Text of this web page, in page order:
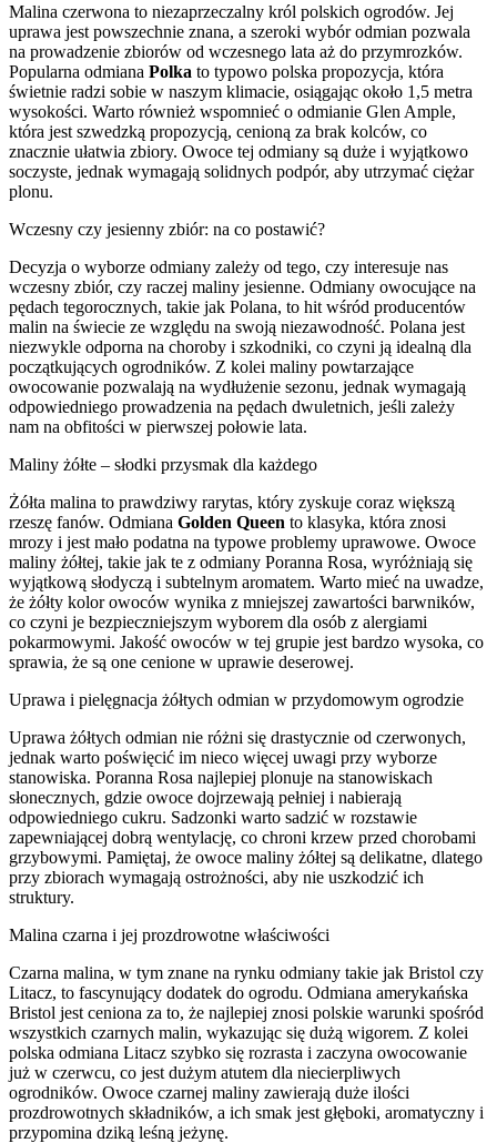
Malina czerwona to niezaprzeczalny król polskich ogrodów. Jej
uprawa jest powszechnie znana, a szeroki wybór odmian pozwala
na prowadzenie zbiorów od wczesnego lata aż do przymrozków.
Popularna odmiana Polka to typowo polska propozycja, która
świetnie radzi sobie w naszym klimacie, osiągając około 1,5 metra
wysokości. Warto również wspomnieć o odmianie Glen Ample,
która jest szwedzką propozycją, cenioną za brak kolców, co
znacznie ułatwia zbiory. Owoce tej odmiany są duże i wyjątkowo
soczyste, jednak wymagają solidnych podpór, aby utrzymać ciężar
plonu.
Wczesny czy jesienny zbiór: na co postawić?
Decyzja o wyborze odmiany zależy od tego, czy interesuje nas
wczesny zbiór, czy raczej maliny jesienne. Odmiany owocujące na
pędach tegorocznych, takie jak Polana, to hit wśród producentów
malin na świecie ze względu na swoją niezawodność. Polana jest
niezwykle odporna na choroby i szkodniki, co czyni ją idealną dla
początkujących ogrodników. Z kolei maliny powtarzające
owocowanie pozwalają na wydłużenie sezonu, jednak wymagają
odpowiedniego prowadzenia na pędach dwuletnich, jeśli zależy
nam na obfitości w pierwszej połowie lata.
Maliny żółte – słodki przysmak dla każdego
Żółta malina to prawdziwy rarytas, który zyskuje coraz większą
rzeszę fanów. Odmiana Golden Queen to klasyka, która znosi
mrozy i jest mało podatna na typowe problemy uprawowe. Owoce
maliny żółtej, takie jak te z odmiany Poranna Rosa, wyróżniają się
wyjątkową słodyczą i subtelnym aromatem. Warto mieć na uwadze,
że żółty kolor owoców wynika z mniejszej zawartości barwników,
co czyni je bezpieczniejszym wyborem dla osób z alergiami
pokarmowymi. Jakość owoców w tej grupie jest bardzo wysoka, co
sprawia, że są one cenione w uprawie deserowej.
Uprawa i pielęgnacja żółtych odmian w przydomowym ogrodzie
Uprawa żółtych odmian nie różni się drastycznie od czerwonych,
jednak warto poświęcić im nieco więcej uwagi przy wyborze
stanowiska. Poranna Rosa najlepiej plonuje na stanowiskach
słonecznych, gdzie owoce dojrzewają pełniej i nabierają
odpowiedniego cukru. Sadzonki warto sadzić w rozstawie
zapewniającej dobrą wentylację, co chroni krzew przed chorobami
grzybowymi. Pamiętaj, że owoce maliny żółtej są delikatne, dlatego
przy zbiorach wymagają ostrożności, aby nie uszkodzić ich
struktury.
Malina czarna i jej prozdrowotne właściwości
Czarna malina, w tym znane na rynku odmiany takie jak Bristol czy
Litacz, to fascynujący dodatek do ogrodu. Odmiana amerykańska
Bristol jest ceniona za to, że najlepiej znosi polskie warunki spośród
wszystkich czarnych malin, wykazując się dużą wigorem. Z kolei
polska odmiana Litacz szybko się rozrasta i zaczyna owocowanie
już w czerwcu, co jest dużym atutem dla niecierpliwych
ogrodników. Owoce czarnej maliny zawierają duże ilości
prozdrowotnych składników, a ich smak jest głęboki, aromatyczny i
przypomina dziką leśną jeżynę.